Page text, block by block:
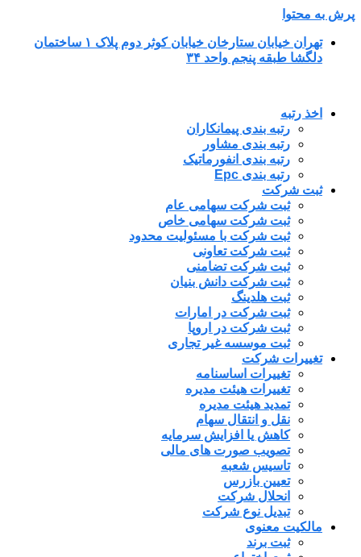
پرش به محتوا
تهران خیابان ستارخان خیابان کوثر دوم پلاک ۱ ساختمان
دلگشا طبقه پنجم واحد ۳۴
اخذ رتبه
رتبه بندی پیمانکاران
رتبه بندی مشاور
رتبه بندی انفورماتیک
رتبه بندی Epc
ثبت شرکت
ثبت شرکت سهامی عام
ثبت شرکت سهامی خاص
ثبت شرکت با مسئولیت محدود
ثبت شرکت تعاونی
ثبت شرکت تضامنی
ثبت شرکت دانش بنیان
ثبت هلدینگ
ثبت شرکت در امارات
ثبت شرکت در اروپا
ثبت موسسه غیر تجاری
تغییرات شرکت
تغییرات اساسنامه
تغییرات هیئت مدیره
تمدید هیئت مدیره
نقل و انتقال سهام
کاهش یا افزایش سرمایه
تصویب صورت های مالی
تاسیس شعبه
تعیین بازرس
انحلال شرکت
تبدیل نوع شرکت
مالکیت معنوی
ثبت برند